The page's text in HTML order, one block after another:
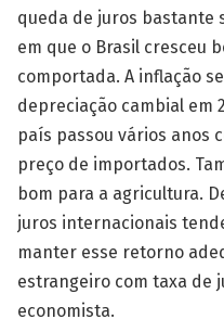
queda de juros bastante
em que o Brasil cresceu
comportada. A inflação
depreciação cambial em
país passou vários anos
preço de importados.
bom para a agricultura.
juros internacionais
manter esse retorno
estrangeiro com taxa de
economista.